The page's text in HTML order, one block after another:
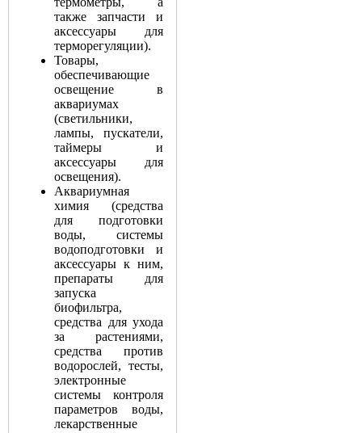
также запчасти и
аксессуары для
терморегуляции).
Товары,
обеспечивающие
освещение в
аквариумах
(светильники,
лампы, пускатели,
таймеры и
аксессуары для
освещения).
Аквариумная
химия (средства
для подготовки
воды, системы
водоподготовки и
аксессуары к ним,
препараты для
запуска
биофильтра,
средства для ухода
за растениями,
средства против
водорослей, тесты,
электронные
системы контроля
параметров воды,
лекарственные